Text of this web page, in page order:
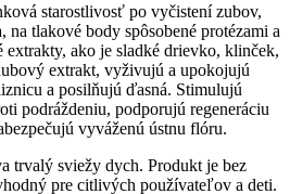
starostlivosť po vyčistení zubov,
na tlakové body spôsobené protézami a
extrakty, ako je sladké drievko, klinček,
extrakt, vyživujú a upokojujú
a posilňujú ďasná. Stimulujú
podráždeniu, podporujú regeneráciu
vyváženú ústnu flóru.
trvalý sviežy dych. Produkt je bez
pre citlivých používateľov a deti.